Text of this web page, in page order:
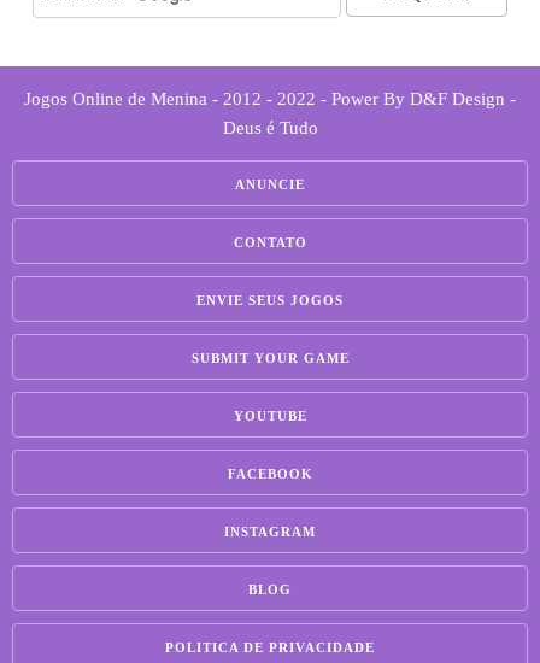
Jogos Online de Menina - 2012 - 2022 - Power By D&F Design -
Deus é Tudo
ANUNCIE
CONTATO
ENVIE SEUS JOGOS
SUBMIT YOUR GAME
YOUTUBE
FACEBOOK
INSTAGRAM
BLOG
POLITICA DE PRIVACIDADE